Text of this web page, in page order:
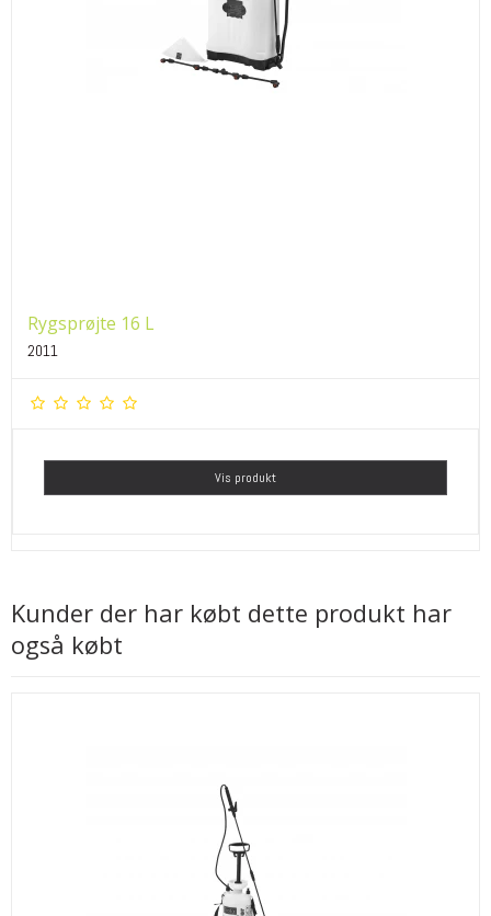
Rygsprøjte 16 L
2011
Vis produkt
Kunder der har købt dette produkt har
også købt